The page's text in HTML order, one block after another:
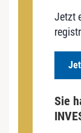
Jetzt
Sie